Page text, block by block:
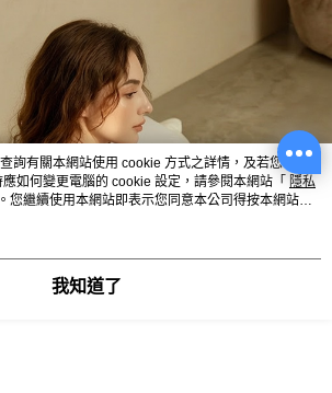
詢有關本網站使用 cookie 方式之詳情，及若您不希
如何變更電腦的 cookie 設定，請參閱本網站「 隱私
您繼續使用本網站即表示您同意本公司得按本網站使
cookie。
我知道了